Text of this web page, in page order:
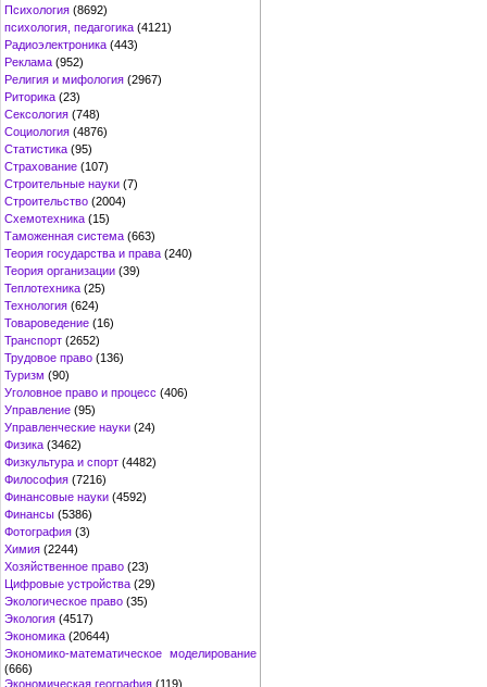
Психология (8692)
психология, педагогика (4121)
Радиоэлектроника (443)
Реклама (952)
Религия и мифология (2967)
Риторика (23)
Сексология (748)
Социология (4876)
Статистика (95)
Страхование (107)
Строительные науки (7)
Строительство (2004)
Схемотехника (15)
Таможенная система (663)
Теория государства и права (240)
Теория организации (39)
Теплотехника (25)
Технология (624)
Товароведение (16)
Транспорт (2652)
Трудовое право (136)
Туризм (90)
Уголовное право и процесс (406)
Управление (95)
Управленческие науки (24)
Физика (3462)
Физкультура и спорт (4482)
Философия (7216)
Финансовые науки (4592)
Финансы (5386)
Фотография (3)
Химия (2244)
Хозяйственное право (23)
Цифровые устройства (29)
Экологическое право (35)
Экология (4517)
Экономика (20644)
Экономико-математическое моделирование
(666)
Экономическая география (119)